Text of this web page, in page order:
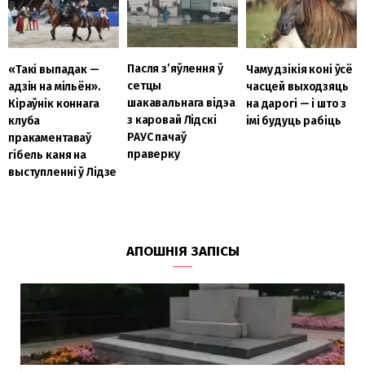
«Такі выпадак —
адзін на мільён».
Кіраўнік коннага
клуба
пракаментаваў
гібель каня на
выступленні ў Лідзе
Пасля з’яўлення ў
сетцы
шакавальнага відэа
з каровай Лідскі
РАУС пачаў
праверку
Чаму дзікія коні ўсё
часцей выходзяць
на дарогі — і што з
імі будуць рабіць
АПОШНІЯ ЗАПІСЫ